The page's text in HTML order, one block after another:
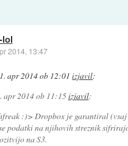
lol
2014, 13:47
apr 2014 ob 12:01 izjavil:
apr 2014 ob 11:15izjavil:
:)> Dropbox je garantiral (vsaj
podatki na njihovih streznik
na S3.